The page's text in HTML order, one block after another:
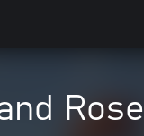
Rose